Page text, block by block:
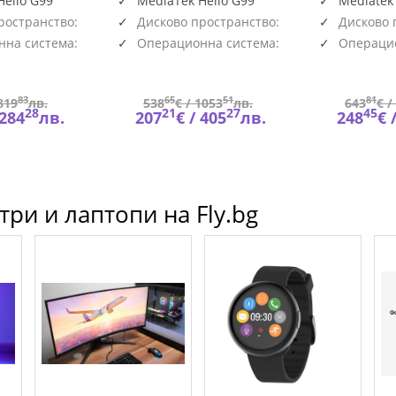
система:
83лв.
28лв.
Дисково пространство:
128GBОперационна система:
53865€ /105351лв.
20721€ /40527лв.
Дисково
128GB
64381€ /
24845€
и лаптопи на Fly.bg